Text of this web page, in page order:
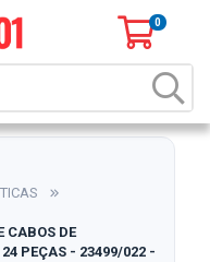
0
CABOS DE
PEÇAS - 23499/022 -